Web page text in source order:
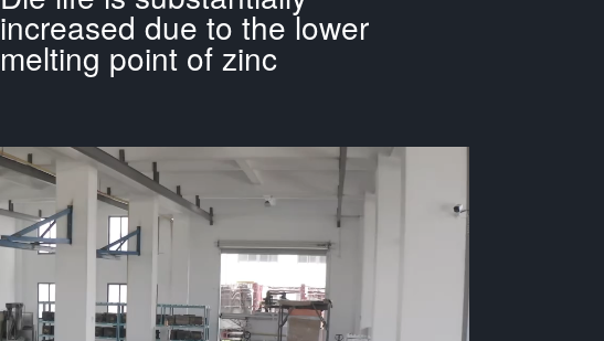
increased due to the lower
melting point of zinc